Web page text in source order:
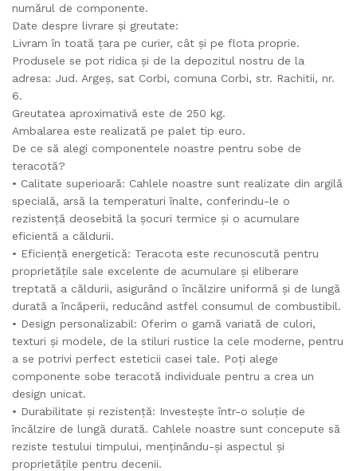
numărul de componente.
Date despre livrare și greutate:
Livram în toată țara pe curier, cât și pe flota proprie.
Produsele se pot ridica și de la depozitul nostru de la
adresa: Jud. Argeș, sat Corbi, comuna Corbi, str. Rachitii, nr.
6.
Greutatea aproximativă este de 250 kg.
Ambalarea este realizată pe palet tip euro.
De ce să alegi componentele noastre pentru sobe de
teracotă?
• Calitate superioară: Cahlele noastre sunt realizate din argilă
specială, arsă la temperaturi înalte, conferindu-le o
rezistență deosebită la șocuri termice și o acumulare
eficientă a căldurii.
• Eficiență energetică: Teracota este recunoscută pentru
proprietățile sale excelente de acumulare și eliberare
treptată a căldurii, asigurând o încălzire uniformă și de lungă
durată a încăperii, reducând astfel consumul de combustibil.
• Design personalizabil: Oferim o gamă variată de culori,
texturi și modele, de la stiluri rustice la cele moderne, pentru
a se potrivi perfect esteticii casei tale. Poți alege
componente sobe teracotă individuale pentru a crea un
design unicat.
• Durabilitate și rezistență: Investește într-o soluție de
încălzire de lungă durată. Cahlele noastre sunt concepute să
reziste testului timpului, menținându-și aspectul și
proprietățile pentru decenii.